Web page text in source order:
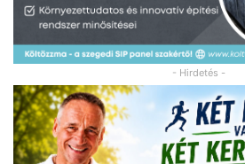
- Hirdetés -